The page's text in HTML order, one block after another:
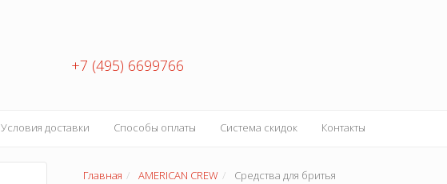
+7 (495) 6699766
Условия доставки Способы оплаты Система скидок Контакты
Главная AMERICAN CREW Средства для бритья